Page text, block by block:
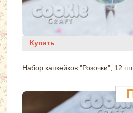
Купить
Набор капкейков "Розочки", 12 шт